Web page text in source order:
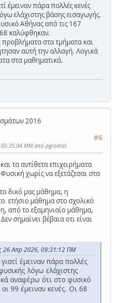
έμειναν πάρα πολλές κενές
ελάχιστης βάσης εισαγωγής.
Αθήνας από τις 167
68 καλύφθηκαν.
στα τμήματα και
αυτή την αλλαγή. Λογικά
στα μαθηματικά.
2016
#6
05:35:04 ΜΜ από pgrontas
τα αντίθετα επιχειρήματα
χωρίς να εξετάζεσαι στα
δικό μας μάθημα, η
ετήσιο μάθημα στο σχολικό
από το εξαμηνιαίο μάθημα,
σημαίνει βέβαια οτι είναι
26 Απρ 2026, 09:31:12 ΠΜ
έμειναν πάρα πολλές
λόγω ελάχιστης
αναφέρω ότι στο φυσικό
99 έμειναν κενές. Οι 68